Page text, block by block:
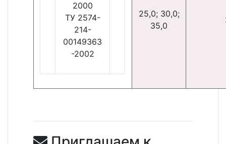
2000
ТУ 2574-
214-
00149363
-2002
25,0; 30,0;
35,0